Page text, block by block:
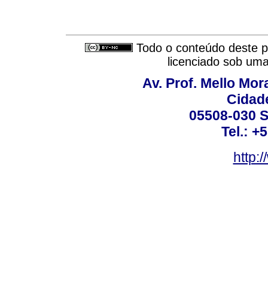
Todo o conteúdo deste
licenciado sob
Av. Prof. Mello
05508-030
Tel.: